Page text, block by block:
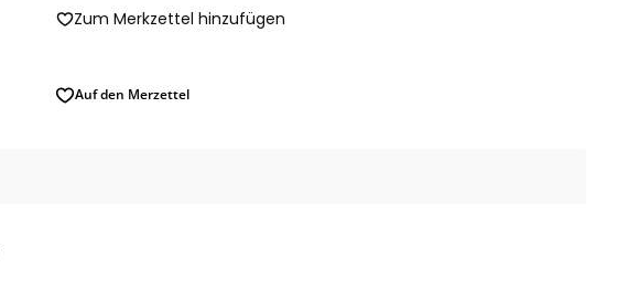
Zum Merkzettel hinzufügen
Auf den Merzettel